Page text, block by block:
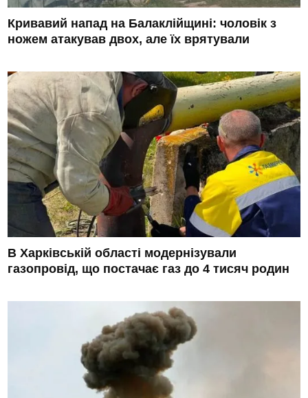
Кривавий напад на Балаклійщині: чоловік з
ножем атакував двох, але їх врятували
В Харківській області модернізували
газопровід, що постачає газ до 4 тисяч родин